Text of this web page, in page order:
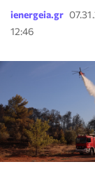
ienergeia.gr
12:46